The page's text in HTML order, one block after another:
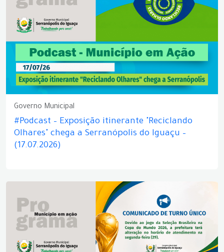
Governo Municipal
#Podcast – Exposição itinerante "Reciclando
Olhares" chega a Serranópolis do Iguaçu –
(17.07.2026)